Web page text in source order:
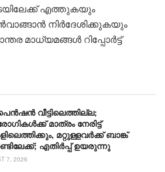
എത്തുകയും
നിർദേശിക്കുകയും
മാധ്യമങ്ങൾ റിപ്പോർട്ട്
വീട്ടിലെത്തില്ല;
മാത്രം നേരിട്ട്
മറ്റുള്ളവർക്ക് ബാങ്ക്
എതിർപ്പ് ഉയരുന്നു
7, 2026